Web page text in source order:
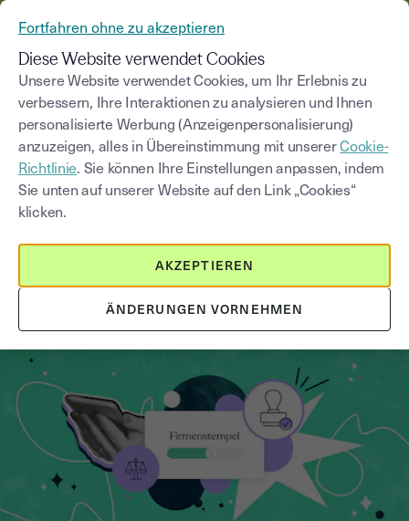
Blog
Kategorie auswählen Saisissez un terme
Der Rechtswert des digitalen
Firmenstempels
Fortfahren ohne zu akzeptieren
Diese Website verwendet Cookies
Unsere Website verwendet Cookies, um Ihr Erlebnis zu
verbessern, Ihre Interaktionen zu analysieren und Ihnen
personalisierte Werbung (Anzeigenpersonalisierung)
anzuzeigen, alles in Übereinstimmung mit unsererCookie-
Richtlinie. Sie können Ihre Einstellungen anpassen, indem
Sie unten auf unserer Website auf den Link „Cookies“
klicken.
ÄNDERUNGEN VORNEHMEN
AKZEPTIEREN